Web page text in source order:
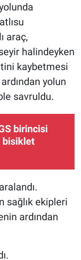
araç,
halindeyken
kaybetmesi
yolun
savruldu.
birincisi
bisiklet
sağlık ekipleri
ardından